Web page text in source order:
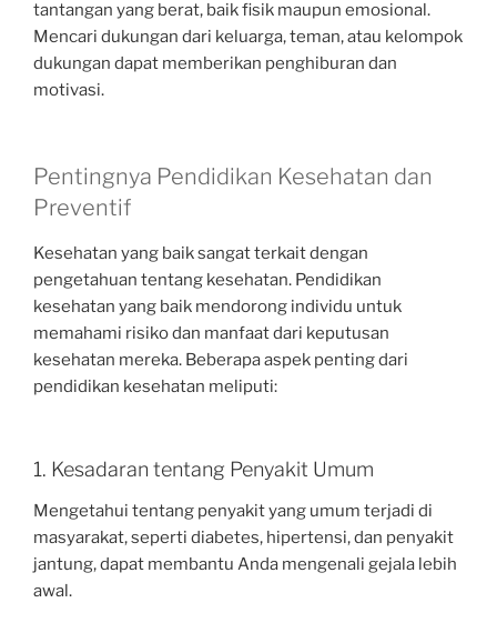
tantangan yang berat, baik fisik maupun emosional.
Mencari dukungan dari keluarga, teman, atau kelompok
dukungan dapat memberikan penghiburan dan
motivasi.
Pentingnya Pendidikan Kesehatan dan
Preventif
Kesehatan yang baik sangat terkait dengan
pengetahuan tentang kesehatan. Pendidikan
kesehatan yang baik mendorong individu untuk
memahami risiko dan manfaat dari keputusan
kesehatan mereka. Beberapa aspek penting dari
pendidikan kesehatan meliputi:
1. Kesadaran tentang Penyakit Umum
Mengetahui tentang penyakit yang umum terjadi di
masyarakat, seperti diabetes, hipertensi, dan penyakit
jantung, dapat membantu Anda mengenali gejala lebih
awal.